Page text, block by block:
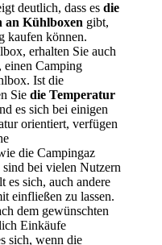
deutlich, dass es die
an Kühlboxen gibt,
kaufen können.
erhalten Sie auch
Camping
Ist die
Sie die Temperatur
es sich bei einigen
orientiert, verfügen
die Campingaz
bei vielen Nutzern
es sich, auch andere
einfließen zu lassen.
dem gewünschten
Einkäufe
sich, wenn die